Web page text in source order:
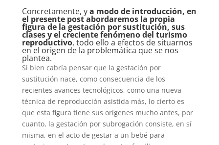
Concretamente, ya modo de introducción, en
el presente post abordaremos la propia
figura de la gestación por sustitución, sus
clases y el creciente fenómeno del turismo
reproductivo, todo ello a efectos de situarnos
en el origen de la problemática que se nos
plantea.
Si bien cabría pensar que la gestación por
sustitución nace, como consecuencia de los
recientes avances tecnológicos, como una nueva
técnica de reproducción asistida más, lo cierto es
que esta figura tiene sus orígenes mucho antes, por
cuanto, la gestación por subrogación consiste, en sí
misma, en el acto de gestar a un bebé para